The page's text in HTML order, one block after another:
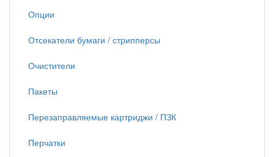
Опции
Отсекатели бумаги / стрипперсы
Очистители
Пакеты
Перезаправляемые картриджи / ПЗК
Перчатки